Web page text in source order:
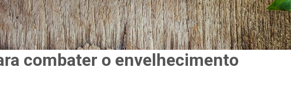
combater o envelhecimento